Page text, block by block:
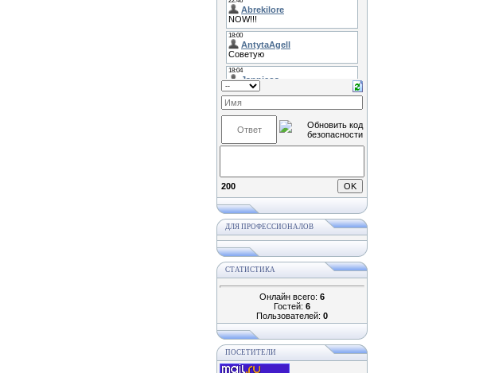
200
ДЛЯ ПРОФЕССИОНАЛОВ
СТАТИСТИКА
Онлайн всего: 6
Гостей: 6
Пользователей: 0
ПОСЕТИТЕЛИ